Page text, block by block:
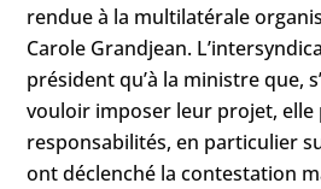
rendue à la multilatérale
Carole Grandjean.
président qu’à la ministre que,
vouloir imposer leur projet, elle
responsabilités, en particulier
ont déclenché la contestation